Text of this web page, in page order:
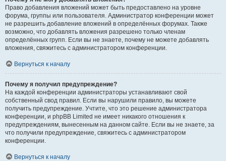
Право добавления вложений может быть предоставлено на уровне
форума, группы или пользователя. Администратор конференции может
не разрешить добавление вложений в определённых форумах. Также
возможно, что добавлять вложения разрешено только членам
определённых групп. Если вы не знаете, почему не можете добавлять
вложения, свяжитесь с администратором конференции.
Вернуться к началу
Почему я получил предупреждение?
На каждой конференции администраторы устанавливают свой
собственный свод правил. Если вы нарушили правило, вы можете
получить предупреждение. Учтите, что это решение администратора
конференции, и phpBB Limited не имеет никакого отношения к
предупреждениям, вынесенным на данном сайте. Если вы не знаете, за
что получили предупреждение, свяжитесь с администратором
конференции.
Вернуться к началу